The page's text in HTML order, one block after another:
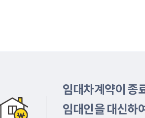
임대차계약이 종
임대인을 대신하